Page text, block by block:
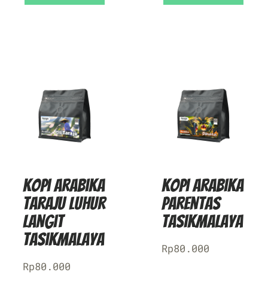
Kopi Arabika
Taraju Luhur
Langit
Tasikmalaya
Rp80.000
Kopi Arabika
Parentas
Tasikmalaya
Rp80.000